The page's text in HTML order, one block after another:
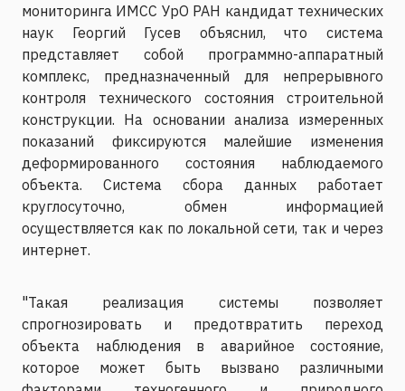
мониторинга ИМСС УрО РАН кандидат технических
наук Георгий Гусев объяснил, что система
представляет собой программно-аппаратный
комплекс, предназначенный для непрерывного
контроля технического состояния строительной
конструкции. На основании анализа измеренных
показаний фиксируются малейшие изменения
деформированного состояния наблюдаемого
объекта. Система сбора данных работает
круглосуточно, обмен информацией
осуществляется как по локальной сети, так и через
интернет.
"Такая реализация системы позволяет
спрогнозировать и предотвратить переход
объекта наблюдения в аварийное состояние,
которое может быть вызвано различными